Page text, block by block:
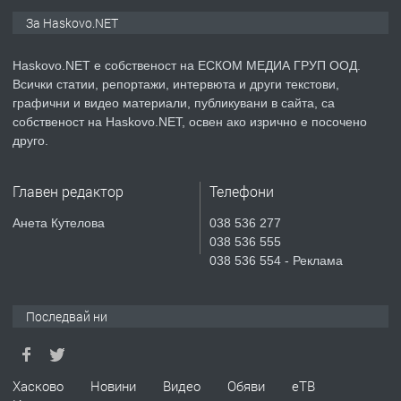
преди 5 дни
ПРЕДЛАГА СГЛОБЯВАНЕ НА МЕБЕЛИ.
№4119 Едностаен обзаведен
За Haskovo.NET
Haskovo.NET е собственост на ЕСКОМ МЕДИА ГРУП ООД.
Всички статии, репортажи, интервюта и други текстови,
графични и видео материали, публикувани в сайта, са
собственост на Haskovo.NET, освен ако изрично е посочено
друго.
Главен редактор
Анета Кутелова
Телефони
038 536 277
038 536 555
038 536 554 - Реклама
Последвай ни
Хасково Новини Видео Обяви
еТВ